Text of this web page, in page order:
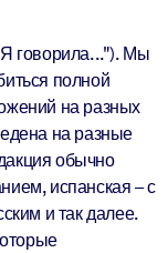
говорила..."). Мы
полной
на разных
на разные
обычно
испанская – с
и так далее.